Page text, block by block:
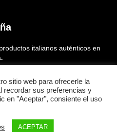
italianos auténticos en
Instagram
Tiktok
Menu
sitio web para ofrecerle la
recordar sus preferencias y
en "Aceptar", consiente el uso
ACEPTAR